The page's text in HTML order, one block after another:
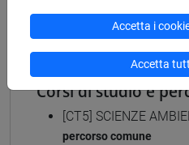
Materiali su Moodle
Corsi di studio e
[CT5] SCIENZE
percorso comune
Accetta i
Accetta